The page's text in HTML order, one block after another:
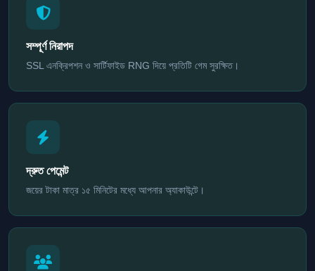
সম্পূর্ণ নিরাপদ
SSL এনক্রিপশন ও সার্টিফাইড RNG দিয়ে প্রতিটি গেম সুরক্ষিত।
দ্রুত পেমেন্ট
জয়ের টাকা মাত্র ১৫ মিনিটের মধ্যে আপনার অ্যাকাউন্টে।